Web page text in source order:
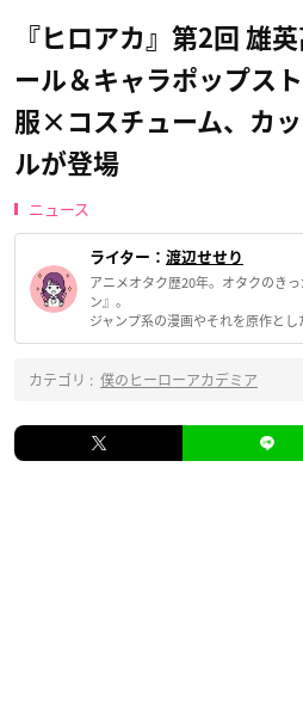
『ヒロアカ』第2回 雄
ール＆キャラポップス
服×コスチューム、カ
ルが登場
ニュース
ライター： 渡辺せせり
アニメオタク歴20年。オタクのき
ン』。
ジャンプ系の漫画やそれを原作とし
カテゴリ : 僕のヒーローアカデミア